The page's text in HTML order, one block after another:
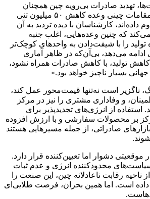
تهدید صادرات بی‌رویه چین همچنان
باقی‌ست. در حالی‌که مقامات چینی وعده کاهش ۵۰ میلیون تنی
داده‌اند، کارشناسان با دیده تردید به آن
می‌کند که چنین وعده‌هایی، اغلب جنبه
تولید را با شیفت‌دادن به واحدهای کوچک‌تر
می‌دهد، بی‌آن‌که در ظاهر آماری
کاهش تولید، با کاهش صادرات همراه نشود،
جهانی بسیار ناچیز خواهد بود.»
ناگزیر است نه‌تنها قیمت‌محور عمل کند،
و وفاداری مشتری را نیز در مرکز
استفاده از انرژی‌های تجدیدپذیر برای
بر محصولات سفارشی و با ارزش افزوده
بازارهای صادراتی، از جمله مسیرهایی هستند
موقعیتی دشوار اما تعیین‌کننده قرار دارد.
محدودکننده انرژی و عدم ثبات
ناحیه رقابت ناعادلانه چین، این صنعت را
داده است. اما همین بحران، فرصت طلایی‌ای